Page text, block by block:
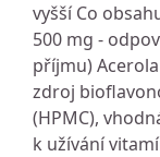
vyšší Co
500 mg -
příjmu)
zdroj
(HPMC),
k užívání